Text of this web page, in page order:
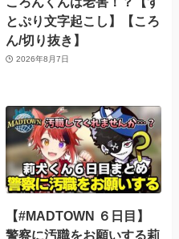
とぷり文字起こし】【ころ
ん/切り抜き】
2026年8月7日
【#MADTOWN ６日目】
警察に汚職をお願いする莉